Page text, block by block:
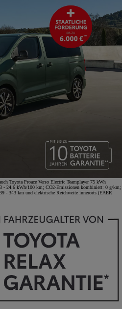
Toyota Proace Verso Electric Teamplayer 75 kWh
- 24.6 kWh/100 km; CO2-Emissionen kombiniert: 0 g/km;
- 343 km und elektrische Reichweite innerorts (EAER